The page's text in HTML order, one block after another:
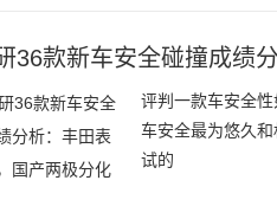
36款新车安全碰撞成绩
评判一款车安全
车安全最为悠久
试的